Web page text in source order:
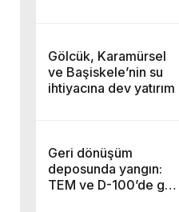
Gölcük, Karamürsel
ve Başiskele’nin su
ihtiyacına dev yatırım
Geri dönüşüm
deposunda yangın:
TEM ve D-100’de göz